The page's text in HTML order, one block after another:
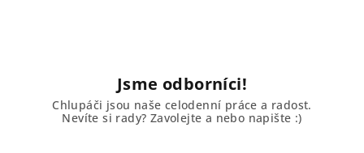
Jsme odborníci!
Chlupáči jsou naše celodenní práce a radost.
Nevíte si rady? Zavolejte a nebo napište :)